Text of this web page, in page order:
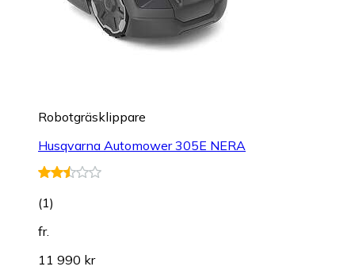
Robotgräsklippare
Husqvarna Automower 305E NERA
(1)
fr.
11 990 kr